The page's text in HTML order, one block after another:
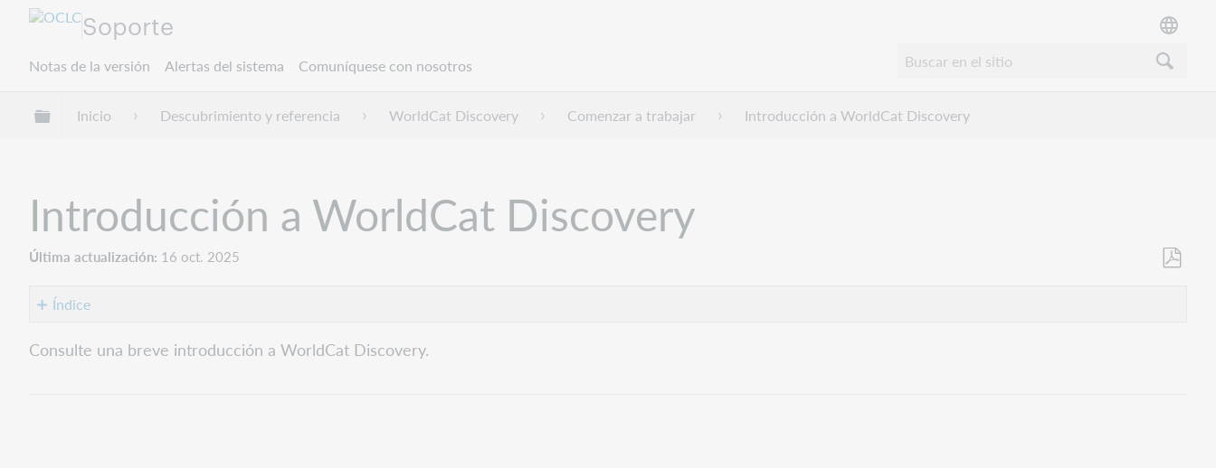
Soporte
Notas de la versión Alertas del sistema Comuníquese con nosotros
Expandir/contraer jerarquía global
Inicio Descubrimiento y referencia WorldCat Discovery Comenzar a trabajar Introducción a WorldCat Discovery
Introducción a WorldCat Discovery
Última actualización 16 oct. 2025
Índice
Restrinja
el
Consulte una breve introducción a WorldCat Discovery.